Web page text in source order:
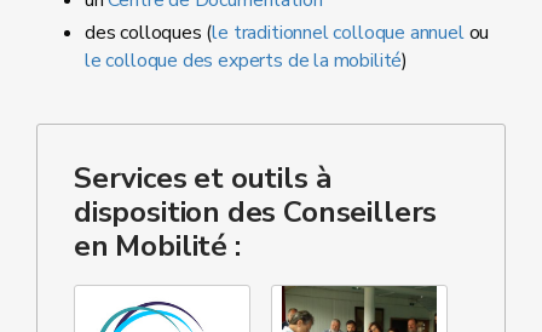
des colloques (le traditionnel colloque annuelou
le colloque des experts de la mobilité)
Services et outils à
disposition des Conseillers
en Mobilité :